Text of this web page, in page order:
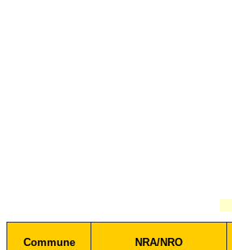
Commune NRA/NRO